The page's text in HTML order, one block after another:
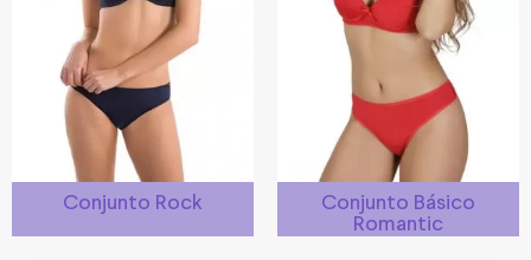
Conjunto Rock
Conjunto Básico
Romantic